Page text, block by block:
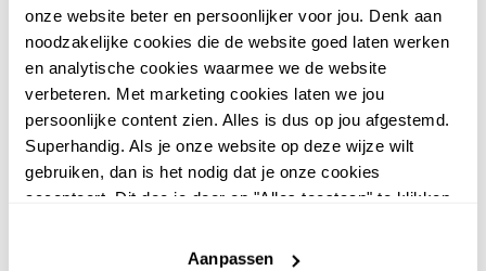
onze website beter en persoonlijker voor jou. Denk aan
noodzakelijke cookies die de website goed laten werken
en analytische cookies waarmee we de website
verbeteren. Met marketing cookies laten we jou
persoonlijke content zien. Alles is dus op jou afgestemd.
Superhandig. Als je onze website op deze wijze wilt
gebruiken, dan is het nodig dat je onze cookies
accepteert. Dit doe je door op "Alles toestaan" te klikken.
website niet optimaal functioneert.
Aanpassen